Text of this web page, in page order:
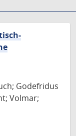
Godefridus
Volmar;